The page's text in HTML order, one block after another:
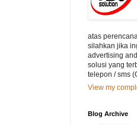
atas
silahkan jika
advertising
solusi yang
telepon / sms
View my
Blog Archive